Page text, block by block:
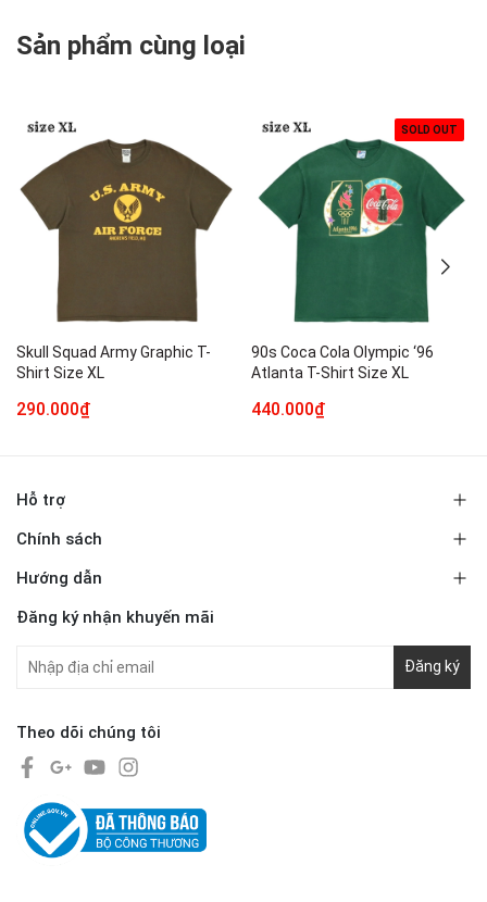
Sản phẩm cùng loại
Skull Squad Army Graphic T-
Shirt Size XL
290.000₫
SOLD OUT
90s Coca Cola Olympic ‘96
Atlanta T-Shirt Size XL
440.000₫
Hỗ trợ
Chính sách
Hướng dẫn
Đăng ký nhận khuyến mãi
Đăng ký
Theo dõi chúng tôi